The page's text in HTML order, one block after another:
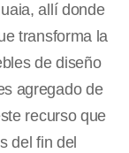
allí donde
transforma la
de diseño
agregado de
recurso que
del fin del